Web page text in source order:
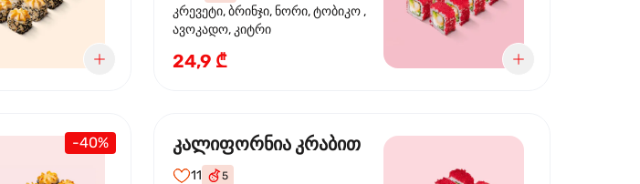
კრევეტი, ბრინჯი, ნორი, ტობიკო ,
ავოკადო, კიტრი
24,9 ₾
-40% კალიფორნია კრაბით
11 5